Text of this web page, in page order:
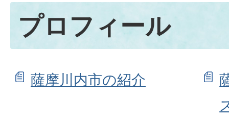
プロフィール
薩摩川内市の紹介